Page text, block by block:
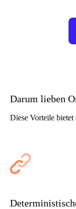
Darum lieben
Diese Vorteile